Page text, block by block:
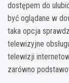
dostępem do
być oglądane w
taka opcja
telewizyjne
telewizji
zarówno